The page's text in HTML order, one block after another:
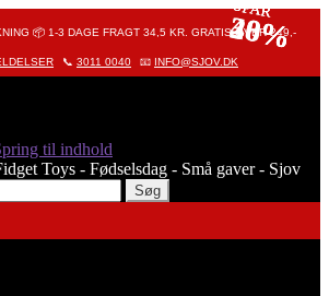
📦 1-3 DAGE FRAGT 34,5 KR. GRATIS OVER 249,-
📞 3011 0040 📧 INFO@SJOV.DK
til indhold
Søg
SPAR
38%
SPAR
20%
SPAR
40%